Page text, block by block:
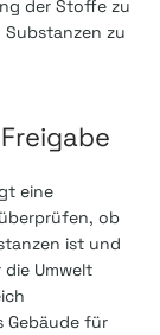
der Stoffe zu
zu
eine
ob
ist und
Umwelt
Gebäude für